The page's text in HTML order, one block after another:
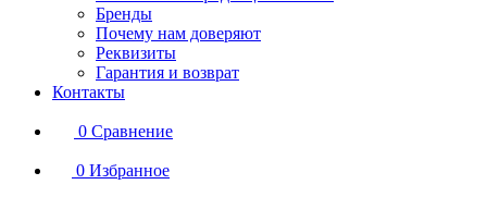
Бренды
Почему нам доверяют
Реквизиты
Гарантия и возврат
Контакты
0 Сравнение
0 Избранное